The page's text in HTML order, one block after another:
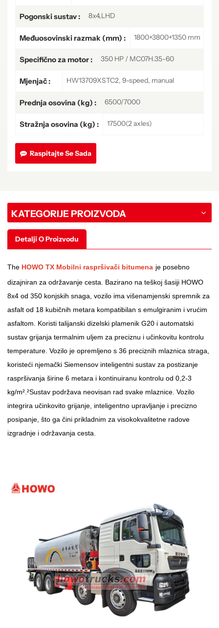
Pogonski sustav : 8x4,LHD
Međuosovinski razmak (mm) : 1800+3800+1350 mm
Specifično za motor : 350 HP / MC07H.35-60
Mjenjač : HW13709XSTC2, 9-speed, manual
Prednja osovina (kg) : 6500/7000
Stražnja osovina (kg) : 17500(2 axles)
Raspitajte Se Sada
KATEGORIJE PROIZVODA
Detalji O Proizvodu
The HOWO TX Mobilni raspršivači bitumena je posebno
dizajniran za održavanje cesta. Bazirano na teškoj šasiji HOWO
8x4 od 350 konjskih snaga, vozilo ima višenamjenski spremnik za
asfalt od 18 kubičnih metara kompatibilan s emulgiranim i vrućim
asfaltom. Koristi talijanski dizelski plamenik G20 i automatski
sustav grijanja termalnim uljem za preciznu i učinkovitu kontrolu
temperature. Vozilo je opremljeno s 36 preciznih mlaznica straga,
koristeći njemački Siemensov inteligentni sustav za postizanje
raspršivanja širine 6 metara i kontinuiranu kontrolu od 0,2-3
kg/m². ²Sustav podržava neovisan rad svake mlaznice. Vozilo
integrira učinkovito grijanje, inteligentno upravljanje i precizno
posipanje, što ga čini prikladnim za visokokvalitetne radove
izgradnje i održavanja cesta.